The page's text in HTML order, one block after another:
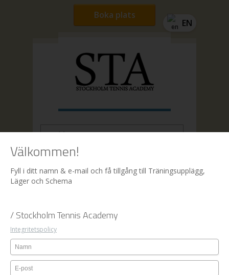
EN
Boka plats
Boka
OBS! Anmälan är bindande.
Välkommen!
Fyll i ditt namn & e-mail och få tillgång till Träningsupplägg,
Läger och Schema
/ Stockholm Tennis Academy
Integritetspolicy